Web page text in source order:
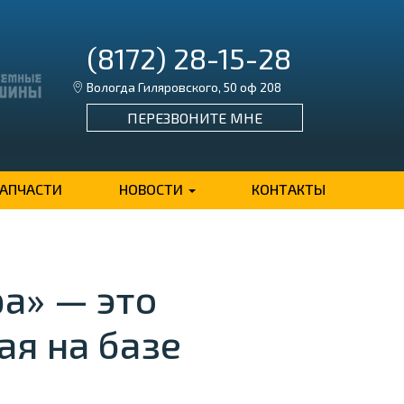
(8172) 28-15-28
Вологда Гиляровского, 50 оф 208
ПЕРЕЗВОНИТЕ МНЕ
НОВОСТИ КОНТАКТЫ
— это
на базе